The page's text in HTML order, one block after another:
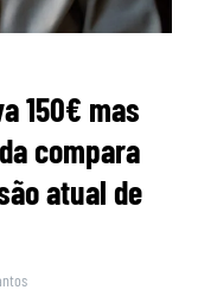
150€ mas
compara
atual de